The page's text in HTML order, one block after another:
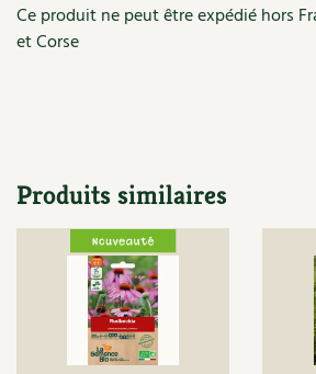
Décoration et petit bricolage
Soins et cosmétiques au naturel
Société et alternatives
Vivre l’écologie
Protéger la nature
Ce produit ne peut être expédié hors
et Corse
Produits similaires